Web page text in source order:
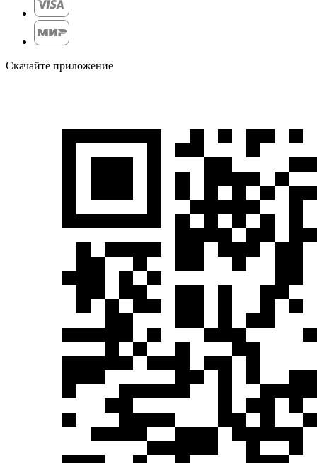
Скачайте приложение